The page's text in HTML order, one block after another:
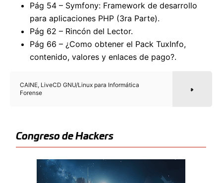
Pág 54 – Symfony: Framework de desarrollo
para aplicaciones PHP (3ra Parte).
Pág 62 – Rincón del Lector.
Pág 66 – ¿Como obtener el Pack TuxInfo,
contenido, valores y enlaces de pago?.
CAINE, LiveCD GNU/Linux para Informática
Forense
Congreso de Hackers